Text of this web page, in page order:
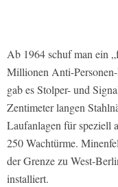
Ab 1964 schuf man ein
Millionen Anti-
gab es Stolper- und
Zentimeter langen
Laufanlagen für speziell
250 Wachtürme.
der Grenze zu West-
installiert.